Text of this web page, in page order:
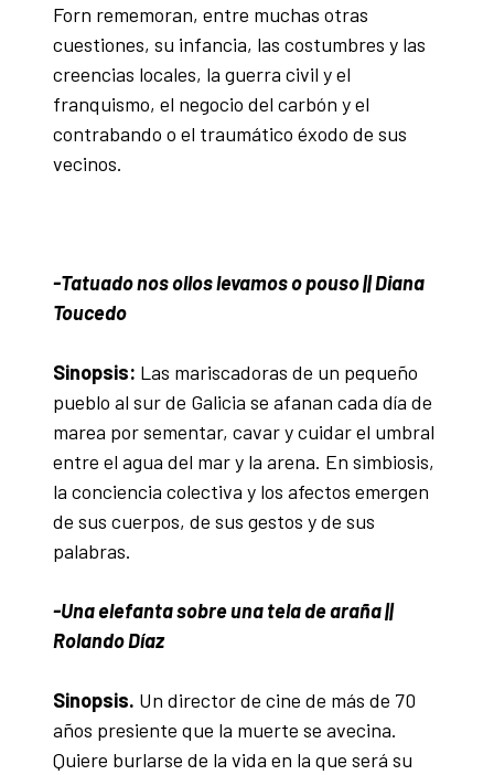
Forn rememoran, entre muchas otras
cuestiones, su infancia, las costumbres y las
creencias locales, la guerra civil y el
franquismo, el negocio del carbón y el
contrabando o el traumático éxodo de sus
vecinos.
-Tatuado nos ollos levamos o pouso || Diana
Toucedo
Sinopsis: Las mariscadoras de un pequeño
pueblo al sur de Galicia se afanan cada día de
marea por sementar, cavar y cuidar el umbral
entre el agua del mar y la arena. En simbiosis,
la conciencia colectiva y los afectos emergen
de sus cuerpos, de sus gestos y de sus
palabras.
-Una elefanta sobre una tela de araña ||
Rolando Díaz
Sinopsis. Un director de cine de más de 70
años presiente que la muerte se avecina.
Quiere burlarse de la vida en la que será su